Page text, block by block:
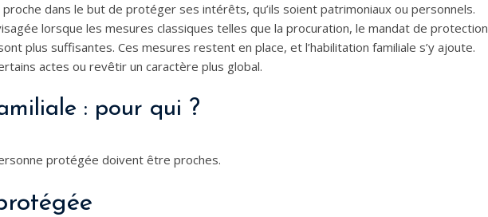
dans le but de protéger ses intérêts, qu’ils soient patrimoniaux ou personnels.
lorsque les mesures classiques telles que la procuration, le mandat de protection
plus suffisantes. Ces mesures restent en place, et l’habilitation familiale s’y ajoute.
actes ou revêtir un caractère plus global.
: pour qui ?
protégée doivent être proches.